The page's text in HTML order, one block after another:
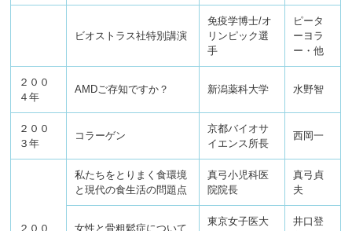
ビオストラス社特別講演
免疫学博士/オ
リンピック選
手
ピータ
ーヨラ
ー・他
２００
４年
AMDご存知ですか？ 新潟薬科大学 水野智
２００
３年
コラーゲン
京都バイオサ
イエンス所長
西岡一
２００
私たちをとりまく食環境
と現代の食生活の問題点
真弓小児科医
院院長
真弓貞
夫
女性と骨粗鬆症について
東京女子医大
井口登